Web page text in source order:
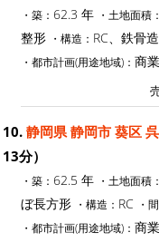
・築： 62.3 年 ・土地面積：
整形 ・構造： RC、鉄骨造
・都市計画(用途地域)： 商
10. 静岡県 静岡市 葵区
13分）
・築： 62.5 年 ・土地面積：
ぼ長方形 ・構造： RC ・
・都市計画(用途地域)： 商